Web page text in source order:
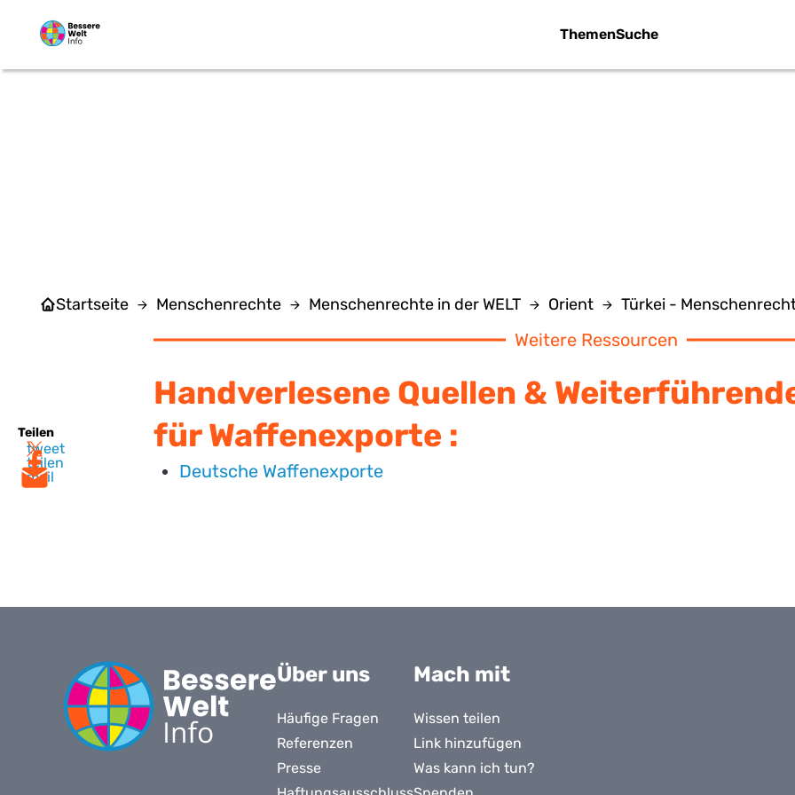
ThemenSuche
Teilen
tweet
teilen
mail
Startseite Menschenrechte Menschenrechte in der WELT Orient Türkei -
Weitere Ressourcen
Handverlesene Quellen &
für Waffenexporte :
Deutsche Waffenexporte
Über uns
Häufige Fragen
Referenzen
Presse
Mach mit
Wissen teilen
Link hinzufügen
Was kann ich tun?